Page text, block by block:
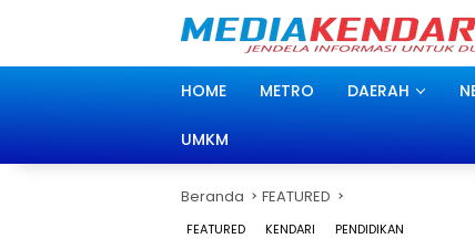
HOME METRO DAERAH
UMKM
Beranda FEATURED
FEATURED KENDARI PENDIDIKAN